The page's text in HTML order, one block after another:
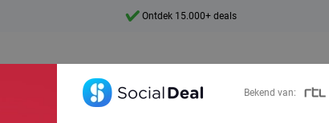
7 dagen per week beschikbaar
Bekend van: